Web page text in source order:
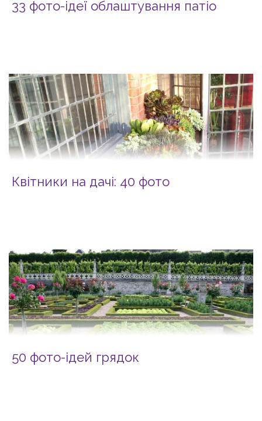
33 фото-ідеї облаштування патіо
Квітники на дачі: 40 фото
50 фото-ідей грядок